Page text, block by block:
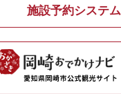
施設予約システム